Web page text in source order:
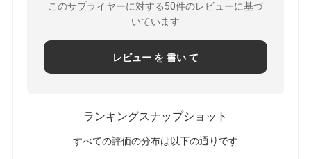
このサプライヤーに対する50件のレビューに基づ
いています
レビュー を 書い て
ランキングスナップショット
すべての評価の分布は以下の通りです